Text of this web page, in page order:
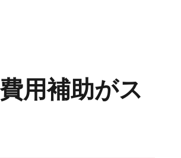
用補助がス